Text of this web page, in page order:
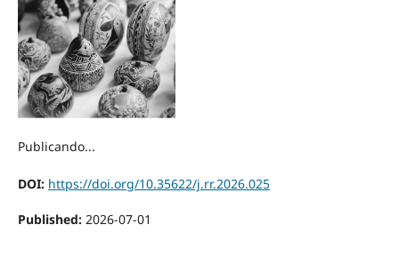
Publicando...
DOI: https://doi.org/10.35622/j.rr.2026.025
Published: 2026-07-01